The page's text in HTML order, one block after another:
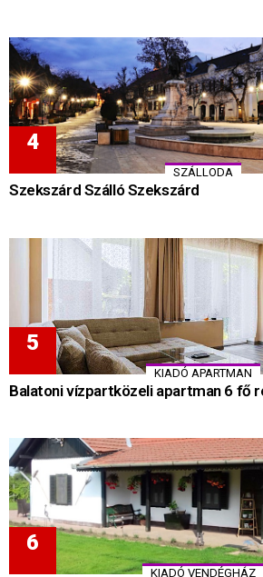
SZÁLLODA
Szekszárd Szálló Szekszárd
KIADÓ APARTMAN
Balatoni vízpartközeli apartman 6 fő
KIADÓ VENDÉGHÁZ